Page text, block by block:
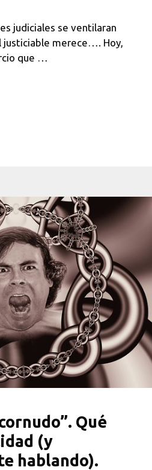
judiciales se ventilaran
justiciable merece…. Hoy,
que …
Qué
(y
hablando).